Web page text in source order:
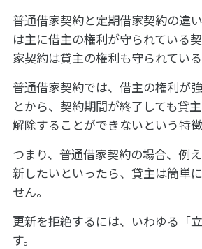
普通借家契約と定期借家契約の違
は主に借主の権利が守られている
家契約は貸主の権利も守られている
普通借家契約では、借主の権利が
とから、契約期間が終了しても貸
解除することができないという特徴
つまり、普通借家契約の場合、例
新したいといったら、貸主は簡単
せん。
更新を拒絶するには、いわゆる「
す。